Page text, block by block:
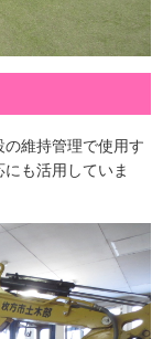
維持管理で使用す
も活用していま